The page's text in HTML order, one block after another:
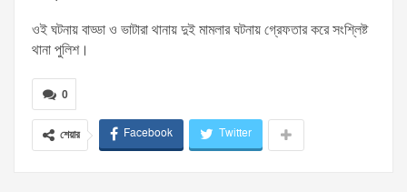
ওই ঘটনায় বাড্ডা ও ভাটারা থানায় দুই মামলার ঘটনায় গ্রেফতার করে সংশ্লিষ্ট
থানা পুলিশ।
0
শেয়ার Facebook Twitter